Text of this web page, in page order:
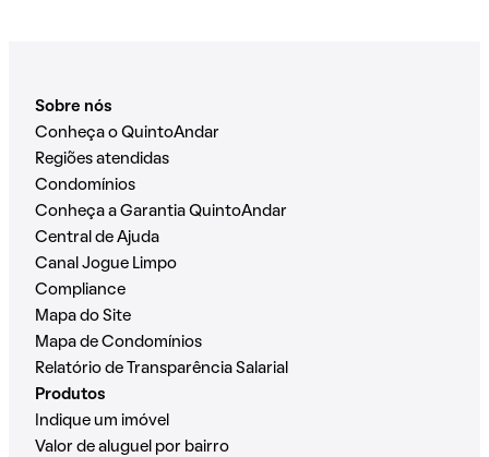
Sobre nós
Conheça o QuintoAndar
Regiões atendidas
Condomínios
Conheça a Garantia QuintoAndar
Central de Ajuda
Canal Jogue Limpo
Compliance
Mapa do Site
Mapa de Condomínios
Relatório de Transparência Salarial
Produtos
Indique um imóvel
Valor de aluguel por bairro